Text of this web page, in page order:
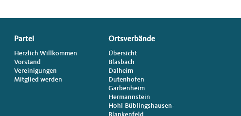
Partei
Herzlich Willkommen
Vorstand
Vereinigungen
Mitglied werden
Ortsverbände
Übersicht
Blasbach
Dalheim
Dutenhofen
Garbenheim
Hermannstein
Hohl-Büblingshausen-
Blankenfeld